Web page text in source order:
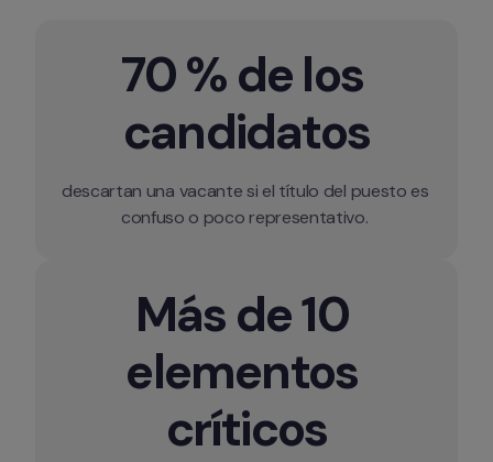
70 % de los
candidatos
descartan una vacante si el título del puesto es
confuso o poco representativo.
Más de 10
elementos
críticos